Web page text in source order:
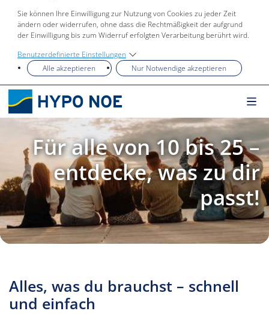
Sie können Ihre Einwilligung zur Nutzung von Cookies zu jeder Zeit
ändern oder widerrufen, ohne dass die Rechtmäßigkeit der aufgrund
der Einwilligung bis zum Widerruf erfolgten Verarbeitung berührt wird.
Benutzerdefinierte Einstellungen
Alle akzeptieren
Nur Notwendige akzeptieren
Für alle von 10 bis 25 –
entdecke, was zu dir
passt!
Alles, was du brauchst – schnell
und einfach